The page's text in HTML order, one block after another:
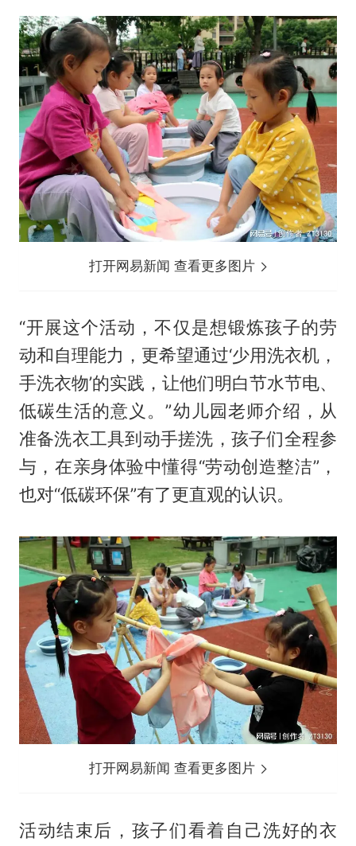
打开网易新闻 查看更多图片
“开展这个活动，不仅是想锻炼孩子的劳
动和自理能力，更希望通过‘少用洗衣机，
手洗衣物’的实践，让他们明白节水节电、
低碳生活的意义。”幼儿园老师介绍，从
准备洗衣工具到动手搓洗，孩子们全程参
与，在亲身体验中懂得“劳动创造整洁”，
也对“低碳环保”有了更直观的认识。
打开网易新闻 查看更多图片
活动结束后，孩子们看着自己洗好的衣